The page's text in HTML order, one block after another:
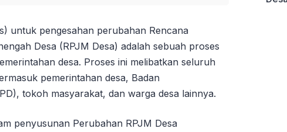
untuk pengesahan perubahan Rencana
Desa (RPJM Desa) adalah sebuah proses
desa. Proses ini melibatkan seluruh
pemerintahan desa, Badan
tokoh masyarakat, dan warga desa lainnya.
penyusunan Perubahan RPJM Desa